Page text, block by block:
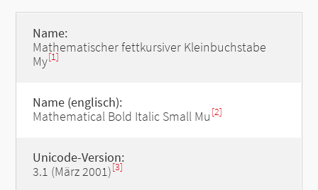
Name:
Mathematischer fettkursiver Kleinbuchstabe
My[1]
Name (englisch):
Mathematical Bold Italic Small Mu [2]
Unicode-Version:
3.1 (März 2001)[3]